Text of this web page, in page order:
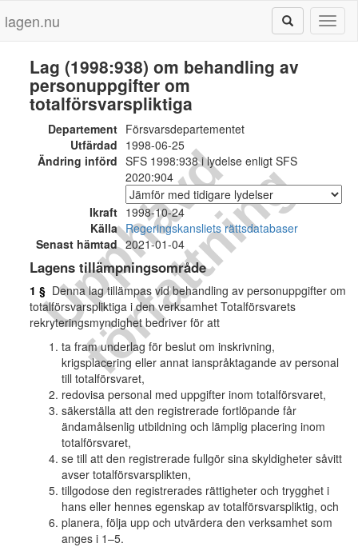
lagen.nu
U
p
p
h
ä
v
d
f
ö
r
f
a
t
t
n
i
n
g
Lag (1998:938) om behandling av
personuppgifter om
totalförsvarspliktiga
Departement Försvarsdepartementet
Utfärdad 1998-06-25
Ändring införd SFS 1998:938 i lydelse enligt SFS
2020:904
Ikraft 1998-10-24
Källa Regeringskansliets rättsdatabaser
Senast hämtad 2021-01-04
Lagens tillämpningsområde
1 § Denna lag tillämpas vid behandling av personuppgifter om
totalförsvarspliktiga i den verksamhet Totalförsvarets
rekryteringsmyndighet bedriver för att
ta fram underlag för beslut om inskrivning,
krigsplacering eller annat ianspråktagande av personal
till totalförsvaret,
redovisa personal med uppgifter inom totalförsvaret,
säkerställa att den registrerade fortlöpande får
ändamålsenlig utbildning och lämplig placering inom
totalförsvaret,
se till att den registrerade fullgör sina skyldigheter såvitt
avser totalförsvarsplikten,
tillgodose den registrerades rättigheter och trygghet i
hans eller hennes egenskap av totalförsvarspliktig, och
planera, följa upp och utvärdera den verksamhet som
anges i 1–5.